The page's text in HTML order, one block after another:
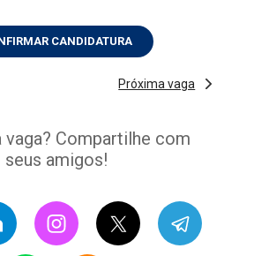
CANDIDATURA
Próxima vaga
vaga? Compartilhe com
seus amigos!